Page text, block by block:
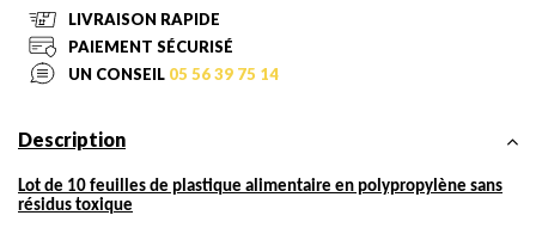
LIVRAISON RAPIDE
PAIEMENT SÉCURISÉ
UN CONSEIL 05 56 39 75 14
Description
Lot de 10 feuilles de plastique alimentaire en polypropylène sans
résidus toxique